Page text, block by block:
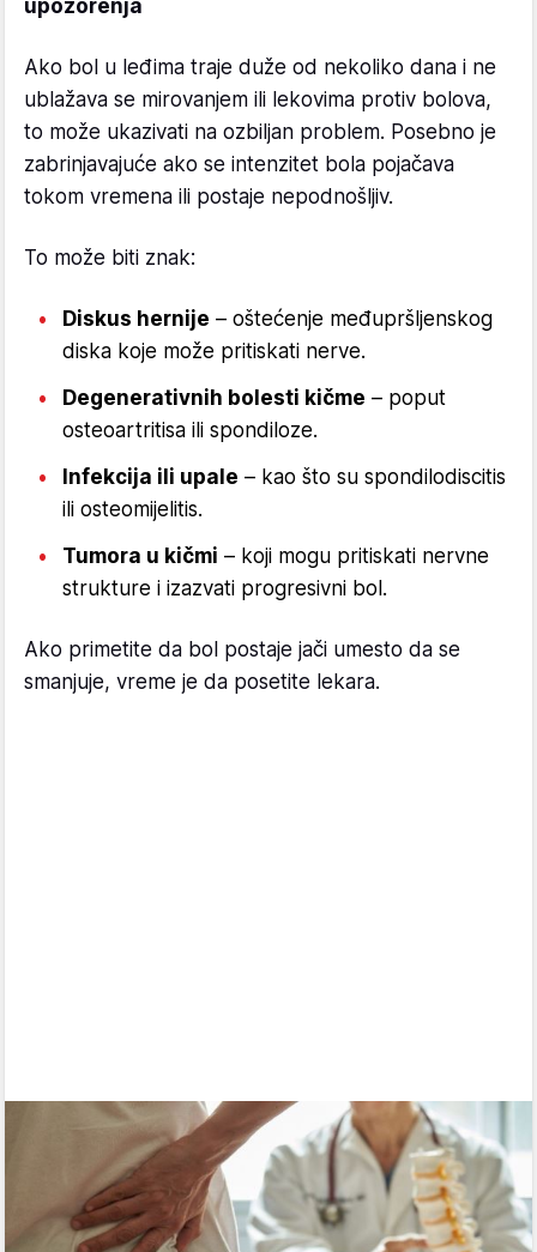
upozorenja
Ako bol u leđima traje duže od nekoliko dana i ne
ublažava se mirovanjem ili lekovima protiv bolova,
to može ukazivati na ozbiljan problem. Posebno je
zabrinjavajuće ako se intenzitet bola pojačava
tokom vremena ili postaje nepodnošljiv.
To može biti znak:
Diskus hernije – oštećenje međupršljenskog
diska koje može pritiskati nerve.
Degenerativnih bolesti kičme – poput
osteoartritisa ili spondiloze.
Infekcija ili upale – kao što su spondilodiscitis
ili osteomijelitis.
Tumora u kičmi – koji mogu pritiskati nervne
strukture i izazvati progresivni bol.
Ako primetite da bol postaje jači umesto da se
smanjuje, vreme je da posetite lekara.